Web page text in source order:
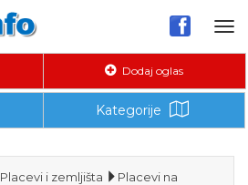
Dodaj oglas
Kategorije
Placevi i zemljišta
Placevi na